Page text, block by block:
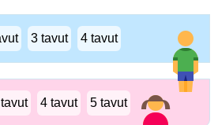
3 tavut 4 tavut
4 tavut 5 tavut